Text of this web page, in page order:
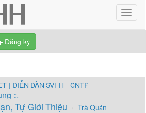
Đăng ký
| DIỄN DÀN SVHH - CNTP
::.
Tự Giới Thiệu Trà Quán